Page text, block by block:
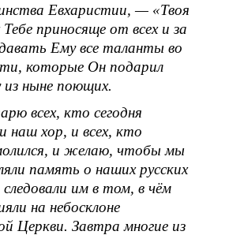
Евхаристии, — «Твоя
приносяще от всех и за
Ему все таланты во
которые Он подарил
ныне поющих.
всех, кто сегодня
наш хор, и всех, кто
и желаю, чтобы мы
память о наших русских
им в том, в чëм
на небосклоне
Церкви. Завтра многие из